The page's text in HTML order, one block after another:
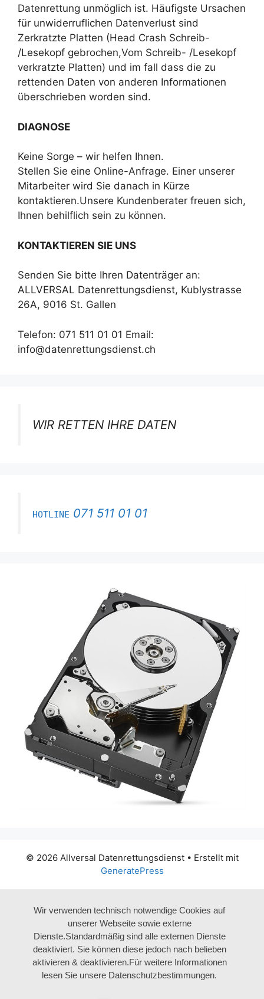
Datenrettung unmöglich ist. Häufigste Ursachen
für unwiderruflichen Datenverlust sind
Zerkratzte Platten (Head Crash Schreib-
/Lesekopf gebrochen,Vom Schreib- /Lesekopf
verkratzte Platten) und im fall dass die zu
rettenden Daten von anderen Informationen
überschrieben worden sind.
DIAGNOSE
Keine Sorge – wir helfen Ihnen.
Stellen Sie eine Online-Anfrage. Einer unserer
Mitarbeiter wird Sie danach in Kürze
kontaktieren.Unsere Kundenberater freuen sich,
Ihnen behilflich sein zu können.
KONTAKTIEREN SIE UNS
Senden Sie bitte Ihren Datenträger an:
ALLVERSAL Datenrettungsdienst, Kublystrasse
26A, 9016 St. Gallen
Telefon: 071 511 01 01 Email:
info@datenrettungsdienst.ch
WIR RETTEN IHRE DATEN
HOTLINE 071 511 01 01
© 2026 Allversal Datenrettungsdienst• Erstellt mit
GeneratePress
Wir verwenden technisch notwendige Cookies auf
unserer Webseite sowie externe
Dienste.Standardmäßig sind alle externen Dienste
deaktiviert. Sie können diese jedoch nach belieben
aktivieren & deaktivieren.Für weitere Informationen
lesen Sie unsere Datenschutzbestimmungen.